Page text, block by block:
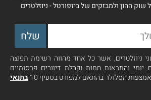
ההון ולמבזקים של ביזפורטל - ניוזלטרים
ניוזלטרים, אשר כל אחד מהווה רשימת תפוצה
יומי והתראות חמות וקבלת דיוורים פרסומיים
הסלולר בהתאם למפורט בסעיף 10
בתנאי